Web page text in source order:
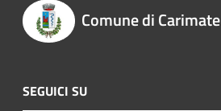
Comune di Carimate
SEGUICI SU